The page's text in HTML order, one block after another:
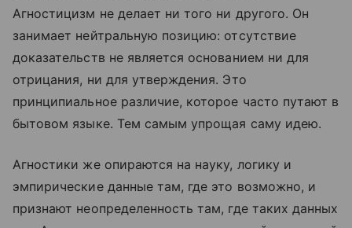
Агностицизм не делает ни того ни другого. Он
занимает нейтральную позицию: отсутствие
доказательств не является основанием ни для
отрицания, ни для утверждения. Это
принципиальное различие, которое часто путают в
бытовом языке. Тем самым упрощая саму идею.
Агностики же опираются на науку, логику и
эмпирические данные там, где это возможно, и
признают неопределенность там, где таких данных